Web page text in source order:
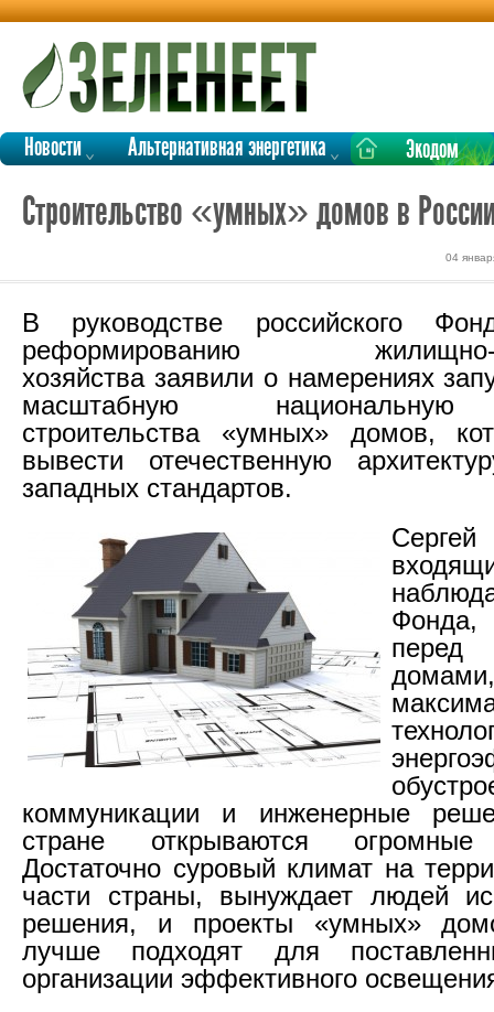
Новости Альтернативная энергетика Экодом
Строительство «умных» домов в
04
В руководстве российского
реформированию жилищно-
хозяйства заявили о намерениях
масштабную
строительства «умных» домов,
вывести отечественную
западных стандартов.
Фонда,
коммуникации и инженерные
стране открываются огромные
Достаточно суровый климат на
части страны, вынуждает людей
решения, и проекты «умных»
лучше подходят для
организации эффективного